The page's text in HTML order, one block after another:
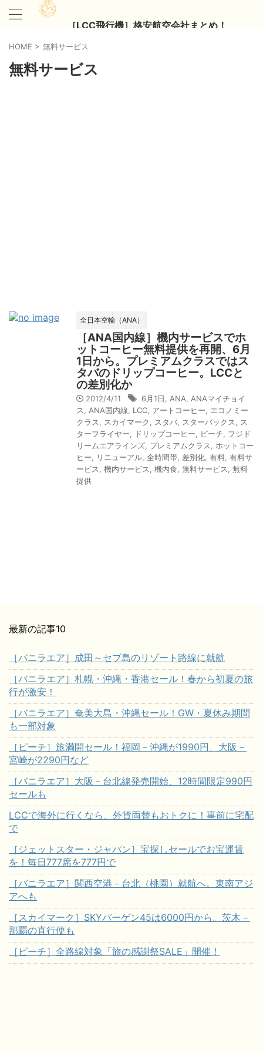
［LCC飛行機］格安航空会社まとめ！
HOME > 無料サービス
無料サービス
全日本空輸（ANA）
［ANA国内線］機内サービスでホ
ットコーヒー無料提供を再開、6月
1日から。プレミアムクラスではス
タバのドリップコーヒー。LCCと
の差別化か
2012/4/11 6月1日 ANA
ANAマイチョイ
ス
ANA国内線 LCC アートコーヒー
エコノミー
クラス
スカイマーク スタバ スターバックス
ス
ターフライヤー
ドリップコーヒー ピーチ
フジド
リームエアラインズ プレミアムクラス
ホットコー
ヒー
リニューアル 全時間帯 差別化 有料 有料サ
ービス
機内サービス 機内食 無料サービス
無料
提供
最新の記事10
［バニラエア］成田～セブ島のリゾート路線に就航
［バニラエア］札幌・沖縄・香港セール！春から初夏の旅
行が激安！
［バニラエア］奄美大島・沖縄セール！GW・夏休み期間
も一部対象
［ピーチ］旅満開セール！福岡－沖縄が1990円、大阪－
宮崎が2290円など
［バニラエア］大阪－台北線発売開始、12時間限定990円
セールも
LCCで海外に行くなら、外貨両替もおトクに！事前に宅配
で
［ジェットスター・ジャパン］宝探しセールでお宝運賃
を！毎日777席を777円で
［バニラエア］関西空港－台北（桃園）就航へ。東南アジ
アへも
［スカイマーク］SKYバーゲン45は6000円から。茨木－
那覇の直行便も
［ピーチ］全路線対象「旅の感謝祭SALE」開催！